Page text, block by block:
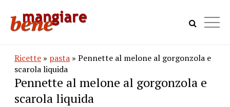
Ricette » pasta » Pennette al melone al gorgonzola e
scarola liquida
Pennette al melone al gorgonzola e
scarola liquida